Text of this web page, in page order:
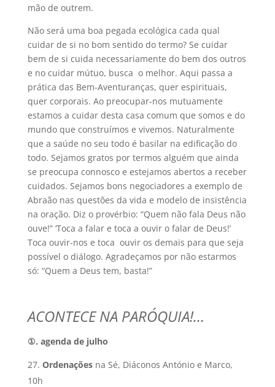
mão de outrem.
Não será uma boa pegada ecológica cada qual
cuidar de si no bom sentido do termo? Se cuidar
bem de si cuida necessariamente do bem dos outros
e no cuidar mútuo, busca o melhor. Aqui passa a
prática das Bem-Aventuranças, quer espirituais,
quer corporais. Ao preocupar-nos mutuamente
estamos a cuidar desta casa comum que somos e do
mundo que construímos e vivemos. Naturalmente
que a saúde no seu todo é basilar na edificação do
todo. Sejamos gratos por termos alguém que ainda
se preocupa connosco e estejamos abertos a receber
cuidados. Sejamos bons negociadores a exemplo de
Abraão nas questões da vida e modelo de insistência
na oração. Diz o provérbio: “Quem não fala Deus não
ouve!” ‘Toca a falar e toca a ouvir o falar de Deus!’
Toca ouvir-nos e toca ouvir os demais para que seja
possível o diálogo. Agradeçamos por não estarmos
só: “Quem a Deus tem, basta!”
ACONTECE NA PARÓQUIA!…
①. agenda de julho
Ordenaçõesna Sé, Diáconos António e Marco,
10h